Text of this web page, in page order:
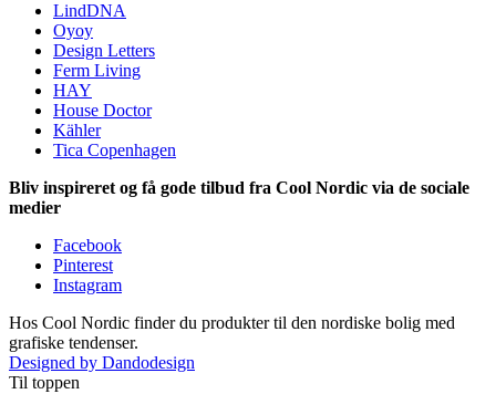
LindDNA
Oyoy
Design Letters
Ferm Living
HAY
House Doctor
Kähler
Tica Copenhagen
Bliv inspireret og få gode tilbud fra Cool Nordic via de sociale
medier
Facebook
Pinterest
Instagram
Hos Cool Nordic finder du produkter til den nordiske bolig med
grafiske tendenser.
Designed by Dandodesign
Til toppen